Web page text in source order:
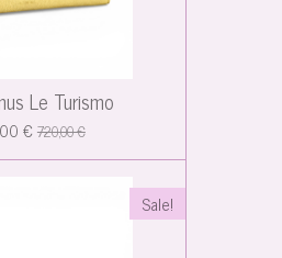
Le Turismo
€ 720,00 €
Sale!